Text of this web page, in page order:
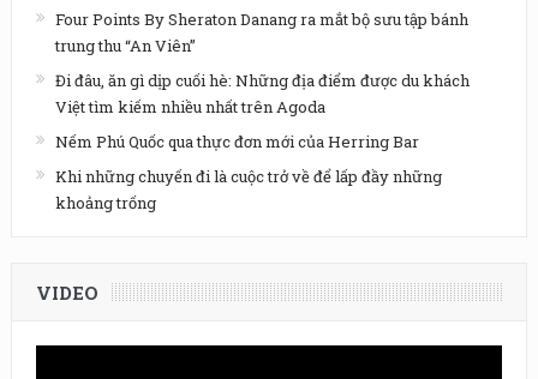
Four Points By Sheraton Danang ra mắt bộ sưu tập bánh
trung thu “An Viên”
Đi đâu, ăn gì dịp cuối hè: Những địa điểm được du khách
Việt tìm kiếm nhiều nhất trên Agoda
Nếm Phú Quốc qua thực đơn mới của Herring Bar
Khi những chuyến đi là cuộc trở về để lấp đầy những
khoảng trống
VIDEO